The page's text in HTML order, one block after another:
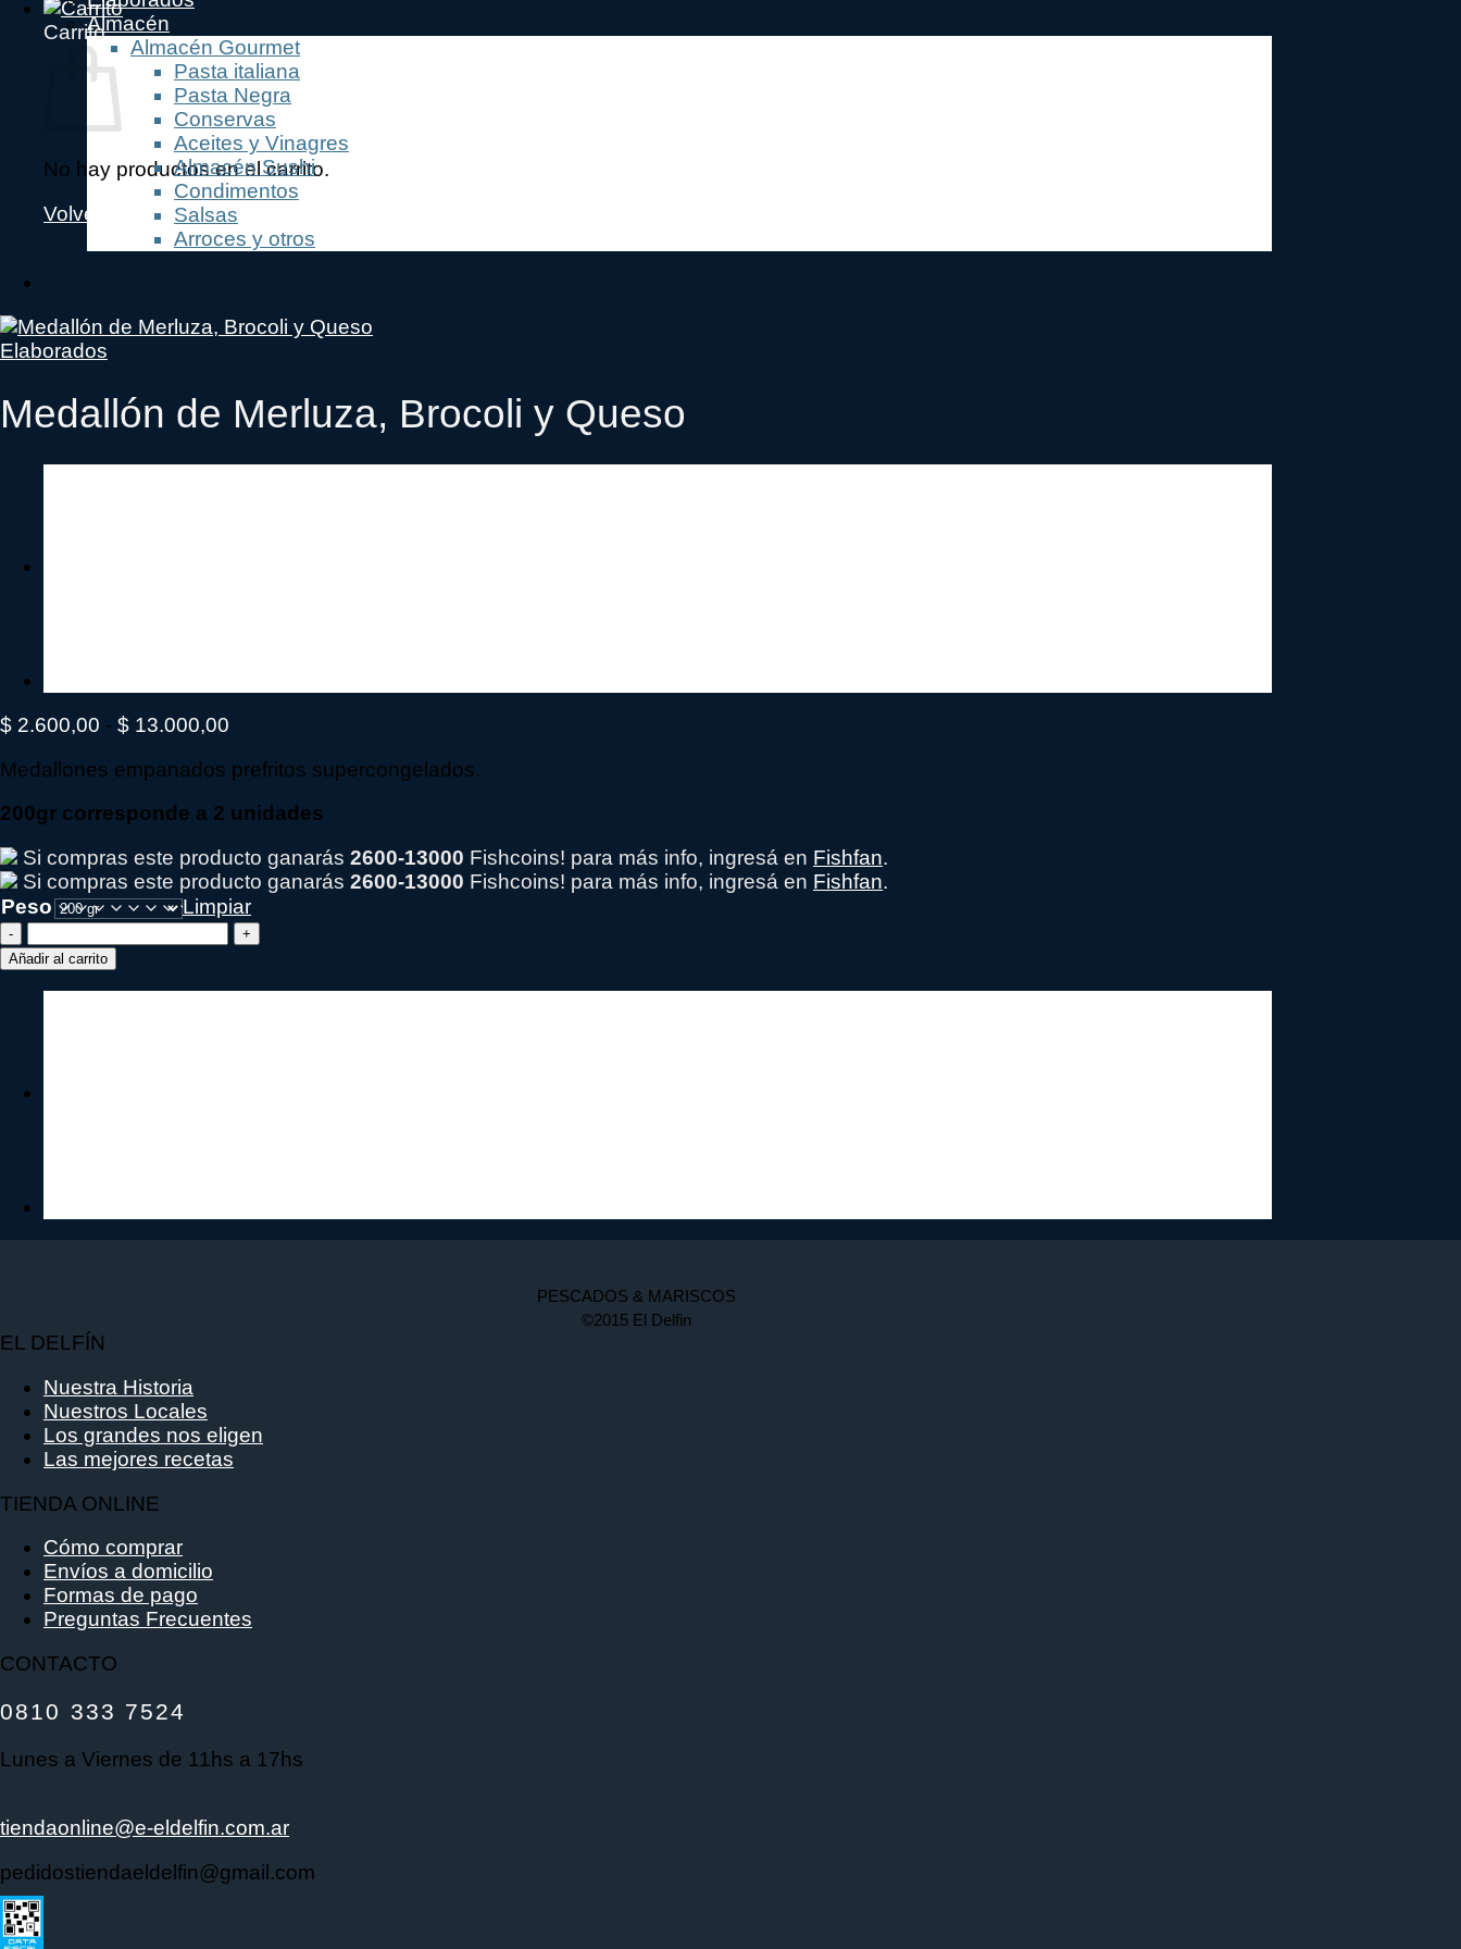
Carrito
No hay productos en el carrito.
Volver a la tienda
Almacén
Almacén Gourmet
Pasta italiana
Pasta Negra
Conservas
Aceites y Vinagres
Almacén Sushi
Condimentos
Salsas
Arroces y otros
Elaborados
Medallón de Merluza, Brocoli y Queso
$ 2.600,00 - $ 13.000,00
precios:
$ 2.600,00
$ 13.000,00
Medallones empanados prefritos supercongelados.
200gr corresponde a 2 unidades
Si compras este producto ganarás 2600-13000 Fishcoins! para más info, ingresá en Fishfan.
Si compras este producto ganarás 2600-13000 Fishcoins! para más info, ingresá en Fishfan.
Peso
Limpiar
Medallón
de
Añadir al carrito
PESCADOS & MARISCOS
©2015 El Delfin
EL DELFÍN
Nuestra Historia
Nuestros Locales
Los grandes nos eligen
Las mejores recetas
TIENDA ONLINE
Cómo comprar
Envíos a domicilio
Formas de pago
Preguntas Frecuentes
CONTACTO
0810 333 7524
Lunes a Viernes de 11hs a 17hs
tiendaonline@e-eldelfin.com.ar
pedidostiendaeldelfin@gmail.com